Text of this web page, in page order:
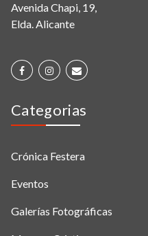
Avenida Chapi, 19,
Elda. Alicante
Categorias
Crónica Festera
Eventos
Galerías Fotográficas